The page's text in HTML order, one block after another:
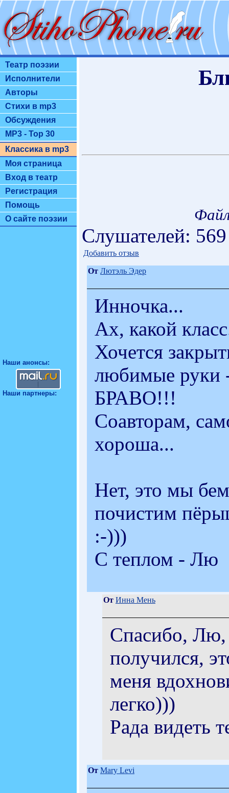
Театр поэзии
Исполнители
Авторы
Стихи в mp3
Обсуждения
MP3 - Top 30
Классика в mp3
Моя страница
Вход в театр
Регистрация
Помощь
О сайте поэзии
Наши анонсы:
Наши партнеры:
Слушателей:
Добавить отзыв
От Лютэль Эдер
Инночка...
Ах, какой
Хочется
любимые руки
БРАВО!!!
Соавторам,
хороша...
Нет, это мы
почистим
:-)))
С теплом - Лю
От Инна Мень
Спасибо, Лю,
получился,
меня
легко)))
Рада видеть
От Mary Levi